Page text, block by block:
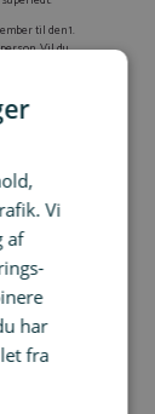
til den 1.
Vil du
at finde et
Vi
af
har
fra